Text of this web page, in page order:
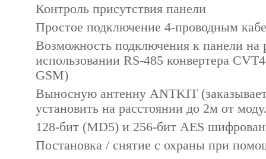
Контроль присутствия панели
Простое подключение 4-проводным
Возможность подключения к панели на
использовании RS-485 конвертера
GSM)
Выносную антенну ANTKIT
установить на расстоянии до 2м от
128-бит (MD5) и 256-бит AES
Постановка / снятие с охраны при